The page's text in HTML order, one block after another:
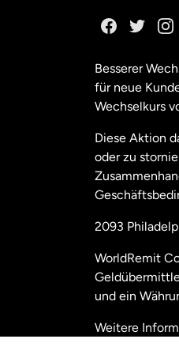
Besserer
für neue
Wechselkurs
Diese Aktion
oder zu
2093
WorldRemit
und ein
Weitere